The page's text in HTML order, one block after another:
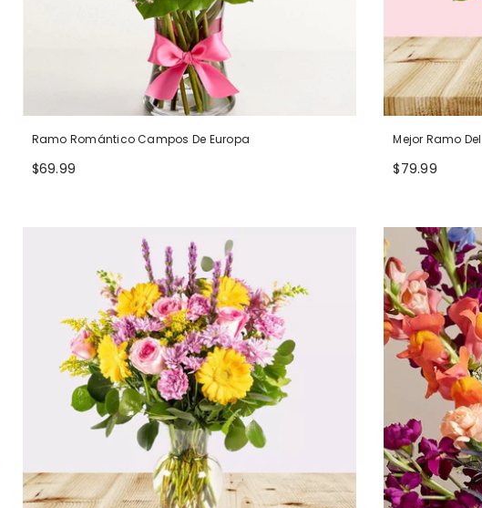
Ramo Romántico Campos De Europa
$69.99
Mejor Ramo
$79.99